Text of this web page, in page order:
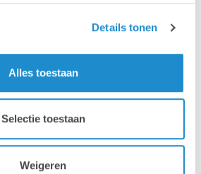
Details tonen
Alles toestaan
Selectie toestaan
Weigeren
innovations of the Jamf